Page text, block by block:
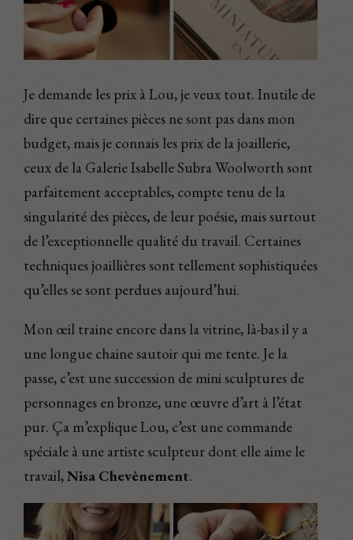
Je demande les prix à Lou, je veux tout. Inutile de
dire que certaines pièces ne sont pas dans mon
budget, mais je connais les prix de la joaillerie,
ceux de la Galerie Isabelle Subra Woolworth sont
parfaitement acceptables, compte tenu de la
singularité des pièces, de leur poésie, mais surtout
de l’exceptionnelle qualité du travail. Certaines
techniques joaillières sont tellement sophistiquées
qu’elles se sont perdues aujourd’hui.
Mon œil traine encore dans la vitrine, là-bas il y a
une longue chaine sautoir qui me tente. Je la
passe, c’est une succession de mini sculptures de
personnages en bronze, une œuvre d’art à l’état
pur. Ça m’explique Lou, c’est une commande
spéciale à une artiste sculpteur dont elle aime le
travail,Nisa Chevènement.